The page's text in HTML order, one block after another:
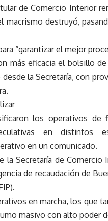
de Comercio Interior
macrismo destruyó,
“garantizar el mejor
más eficacia el bolsillo
la Secretaría, con
los operativos de
en distintos
en un comunicado.
Secretaría de Comercio
de recaudación de
en marcha, los que
masivo con alto poder